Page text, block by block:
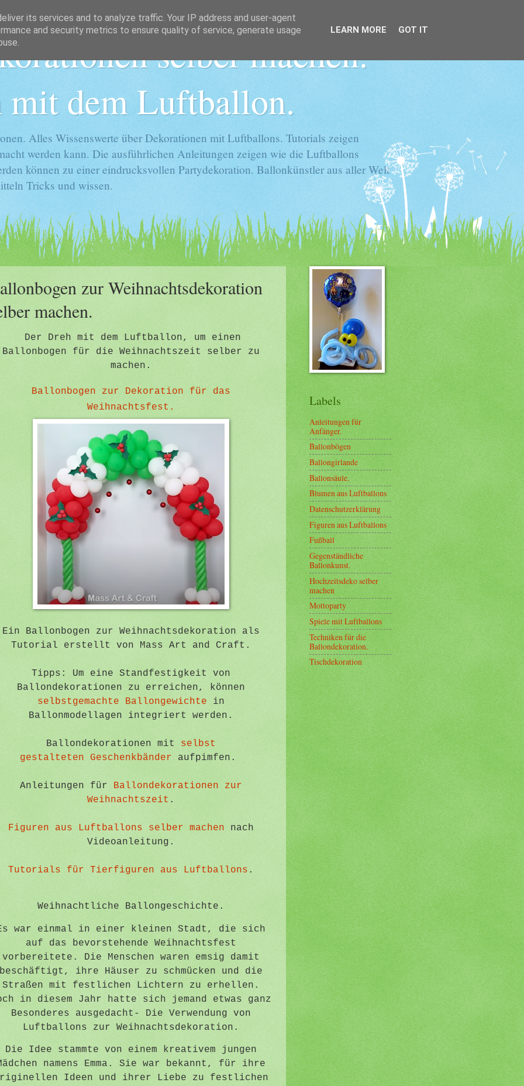
selber machen.
mit dem Luftballon.
Alles Wissenswerte über Dekorationen mit Luftballons. Tutorials zeigen
werden kann. Die ausführlichen Anleitungen zeigen wie die Luftballons
können zu einer eindrucksvollen Partydekoration. Ballonkünstler aus aller Welt
Tricks und wissen.
zur Weihnachtsdekoration
machen.
Der Dreh mit dem Luftballon, um einen
Ballonbogen für die Weihnachtszeit selber zu
machen.
Ballonbogen zur Dekoration für das
Weihnachtsfest.
Ein Ballonbogen zur Weihnachtsdekoration als
Tutorial erstellt von Mass Art and Craft.
Tipps: Um eine Standfestigkeit von
Ballondekorationen zu erreichen, können
selbstgemachte Ballongewichte in
Ballonmodellagen integriert werden.
Ballondekorationen mit selbst
gestalteten Geschenkbänder aufpimfen.
Anleitungen für Ballondekorationen zur
Weihnachtszeit .
Figuren aus Luftballons selber machen nach
Videoanleitung.
Tutorials für Tierfiguren aus Luftballons .
Weihnachtliche Ballongeschichte.
war einmal in einer kleinen Stadt, die sich
auf das bevorstehende Weihnachtsfest
vorbereitete. Die Menschen waren emsig damit
beschäftigt, ihre Häuser zu schmücken und die
Straßen mit festlichen Lichtern zu erhellen.
in diesem Jahr hatte sich jemand etwas ganz
Besonderes ausgedacht- Die Verwendung von
Luftballons zur Weihnachtsdekoration.
Die Idee stammte von einem kreativem jungen
namens Emma. Sie war bekannt, für ihre
Ideen und ihrer Liebe zu festlichen
Labels
Anleitungen für
Anfänger.
Ballonbögen
Ballongirlande
Ballonsäule.
Blumen aus Luftballons
Datenschutzerklärung
Figuren aus Luftballons
Fußball
Gegenständliche
Ballonkunst.
Hochzeitsdeko selber
machen
Mottoparty
Spiele mit Luftballons
Techniken für die
Ballondekoration.
Tischdekoration
its services and to analyze traffic. Your IP address and user-agent
and security metrics to ensure quality of service, generate usage
LEARN MORE GOT IT